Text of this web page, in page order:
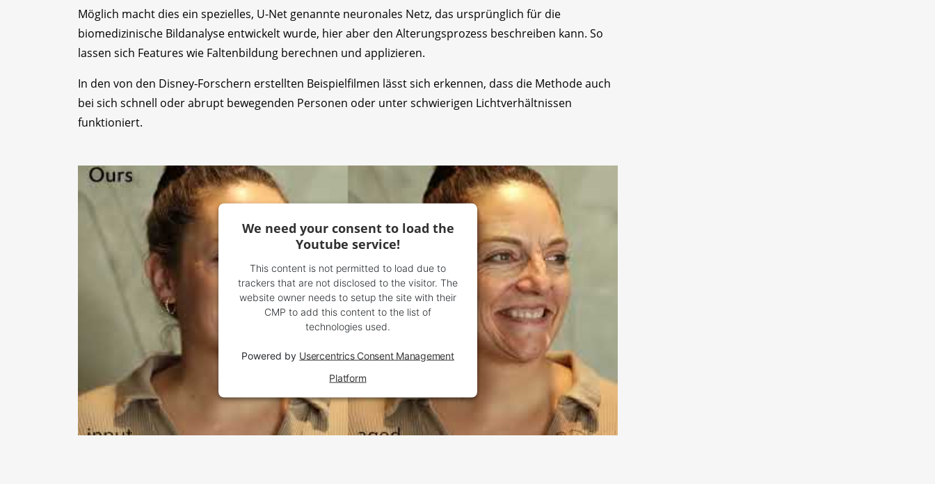
Möglich macht dies ein spezielles, U-Net genannte neuronales Netz, das ursprünglich für die
biomedizinische Bildanalyse entwickelt wurde, hier aber den Alterungsprozess beschreiben kann. So
lassen sich Features wie Faltenbildung berechnen und applizieren.
In den von den Disney-Forschern erstellten Beispielfilmen lässt sich erkennen, dass die Methode auch
bei sich schnell oder abrupt bewegenden Personen oder unter schwierigen Lichtverhältnissen
funktioniert.
We need your consent to load the
Youtube service!
This content is not permitted to load due to
trackers that are not disclosed to the visitor. The
website owner needs to setup the site with their
CMP to add this content to the list of
technologies used.
Powered by Usercentrics Consent Management
Platform